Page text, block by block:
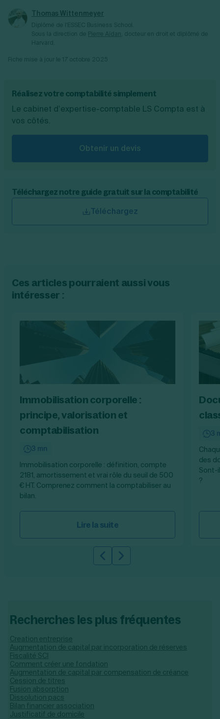
Thomas Wittenmeyer
Réalisez votre comptabilité simplement
Le cabinet d’expertise-comptable LS Compta est à
vos côtés.
Obtenir un devis
Téléchargez notre guide gratuit sur la comptabilité
Téléchargez
Ces articles pourraient aussi vous
intéresser :
Immobilisation corporelle :
principe, valorisation et
comptabilisation
3 mn
Immobilisation corporelle : définition, compte
2181, amortissement et vrai rôle du seuil de 500
€ HT. Comprenez comment la comptabiliser au
bilan.
Lire la suite
3
des
Sont-
?
Slide précédente
Slide suivante
Recherches les plus fréquentes
Creation entreprise
Augmentation de capital par incorporation de réserves
Fiscalité SCI
Comment créer une fondation
Augmentation de capital par compensation de créance
Cession de titres
Fusion absorption
Dissolution pacs
Bilan financier association
Justificatif de domicile